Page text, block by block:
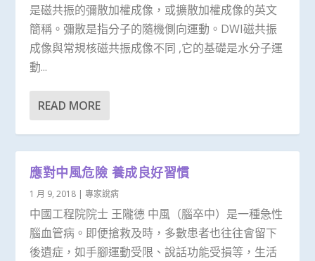
是磁共振的彌散加權成像，或擴散加權成像的英文
簡稱。彌散是指分子的隨機側向運動。DWI磁共振
成像與常規核磁共振成像不同 ,它的基礎是水分子運
動...
READ MORE
應對中風危險 養成良好習慣
1 月 9, 2018 |專家說病
中國工程院院士 王隴德 中風（腦卒中）是一種急性
腦血管病。即便搶救及時，多數患者也往往會留下
後遺症，如手腳運動受限、說話功能受損等，生活